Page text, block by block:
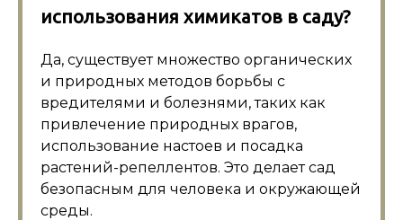
использования химикатов в саду?
Да, существует множество органических
и природных методов борьбы с
вредителями и болезнями, таких как
привлечение природных врагов,
использование настоев и посадка
растений-репеллентов. Это делает сад
безопасным для человека и окружающей
среды.